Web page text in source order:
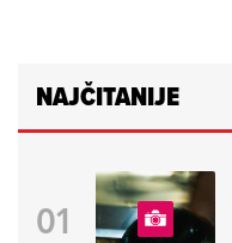
NAJČITANIJE